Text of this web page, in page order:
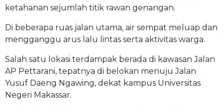
ketahanan sejumlah titik rawan genangan.
Di beberapa ruas jalan utama, air sempat meluap dan
mengganggu arus lalu lintas serta aktivitas warga.
Salah satu lokasi terdampak berada di kawasan Jalan
AP Pettarani, tepatnya di belokan menuju Jalan
Yusuf Daeng Ngawing, dekat kampus Universitas
Negeri Makassar.